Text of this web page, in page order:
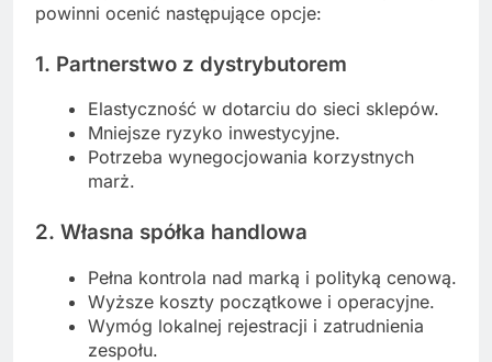
powinni ocenić następujące opcje:
1. Partnerstwo z dystrybutorem
Elastyczność w dotarciu do sieci sklepów.
Mniejsze ryzyko inwestycyjne.
Potrzeba wynegocjowania korzystnych
marż.
2. Własna spółka handlowa
Pełna kontrola nad marką i polityką cenową.
Wyższe koszty początkowe i operacyjne.
Wymóg lokalnej rejestracji i zatrudnienia
zespołu.